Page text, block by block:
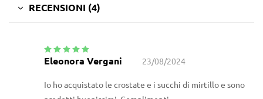
RECENSIONI (4)
Valutato5su
Eleonora Vergani 23/08/2024
Io ho acquistato le crostate e i succhi di mirtillo e sono